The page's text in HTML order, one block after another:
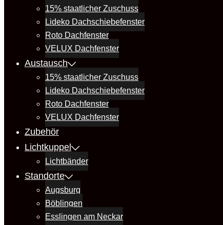
15% staatlicher Zuschuss
Lideko Dachschiebefenster
Roto Dachfenster
VELUX Dachfenster
Austausch
15% staatlicher Zuschuss
Lideko Dachschiebefenster
Roto Dachfenster
VELUX Dachfenster
Zubehör
Lichtkuppel
Lichtbänder
Standorte
Augsburg
Böblingen
Esslingen am Neckar